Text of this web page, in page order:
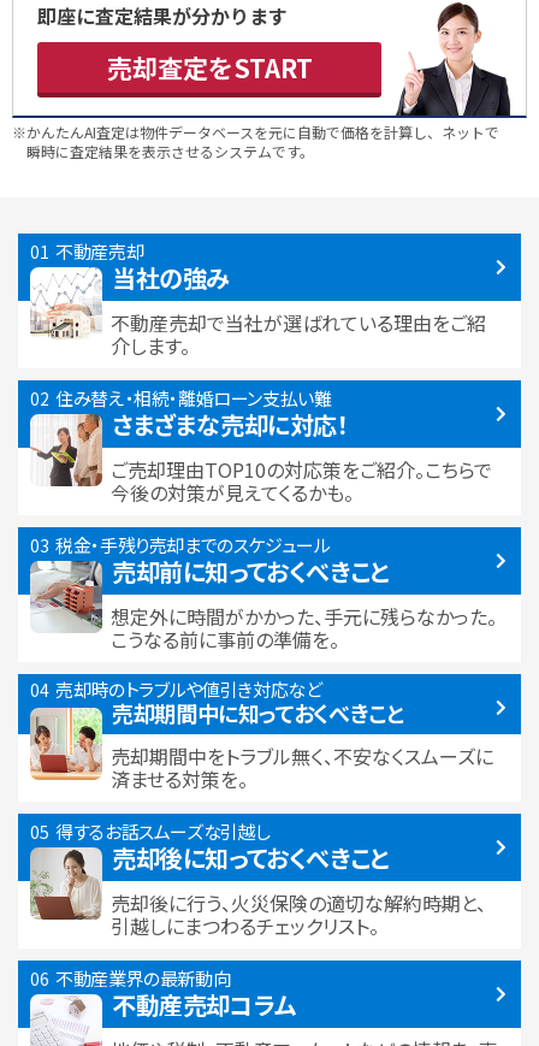
即座に査定結果が分かります
売却査定をSTART
※かんたんAI査定は物件データベースを元に自動で価格を計算し、ネットで
瞬時に査定結果を表示させるシステムです。
不動産売却
当社の強み
不動産売却で当社が選ばれている理由をご紹
介します。
住み替え・相続・離婚ローン支払い難
さまざまな売却に対応！
ご売却理由TOP10の対応策をご紹介。こちらで
今後の対策が見えてくるかも。
税金・手残り売却までのスケジュール
売却前に知っておくべきこと
想定外に時間がかかった、手元に残らなかった。
こうなる前に事前の準備を。
売却時のトラブルや値引き対応など
売却期間中に知っておくべきこと
売却期間中をトラブル無く、不安なくスムーズに
済ませる対策を。
得するお話スムーズな引越し
売却後に知っておくべきこと
売却後に行う、火災保険の適切な解約時期と、
引越しにまつわるチェックリスト。
不動産業界の最新動向
不動産売却コラム